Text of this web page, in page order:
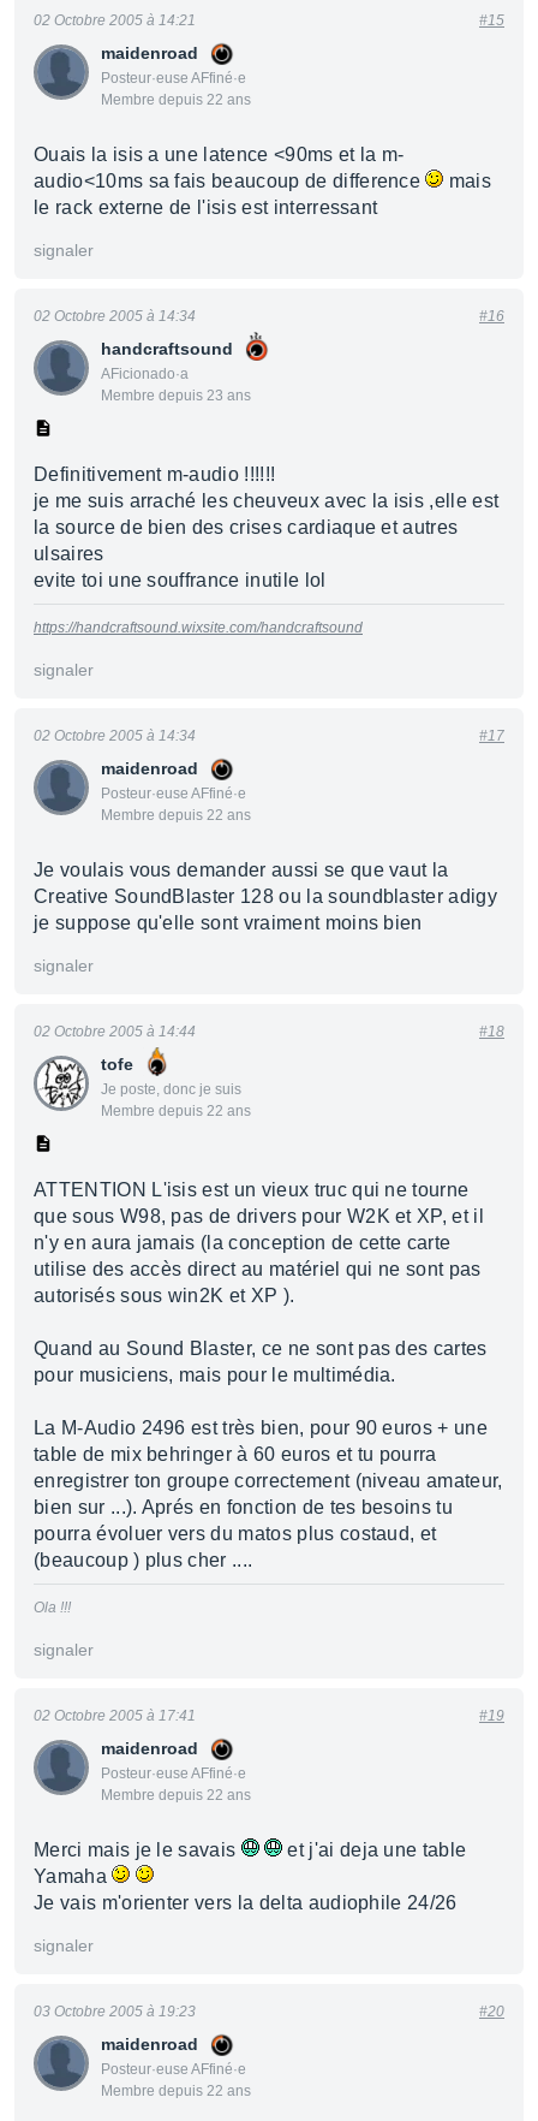
maidenroad
Posteur·euse AFfiné·e
Membre depuis 22 ans
02 Octobre 2005 à 14:21 #15
Ouais la isis a une latence <90ms et la m-
audio<10ms sa fais beaucoup de difference
mais
le rack externe de l'isis est interressant
signaler
handcraftsound
AFicionado·a
Membre depuis 23 ans
02 Octobre 2005 à 14:34 #16
Definitivement m-audio !!!!!!
je me suis arraché les cheuveux avec la isis ,elle est
la source de bien des crises cardiaque et autres
ulsaires
evite toi une souffrance inutile lol
https://handcraftsound.wixsite.com/handcraftsound
signaler
maidenroad
Posteur·euse AFfiné·e
Membre depuis 22 ans
02 Octobre 2005 à 14:34 #17
Je voulais vous demander aussi se que vaut la
Creative SoundBlaster 128 ou la soundblaster adigy
je suppose qu'elle sont vraiment moins bien
signaler
tofe
Je poste, donc je suis
Membre depuis 22 ans
02 Octobre 2005 à 14:44 #18
ATTENTION L'isis est un vieux truc qui ne tourne
que sous W98, pas de drivers pour W2K et XP, et il
n'y en aura jamais (la conception de cette carte
utilise des accès direct au matériel qui ne sont pas
autorisés sous win2K et XP ).
Quand au Sound Blaster, ce ne sont pas des cartes
pour musiciens, mais pour le multimédia.
La M-Audio 2496 est très bien, pour 90 euros + une
table de mix behringer à 60 euros et tu pourra
enregistrer ton groupe correctement (niveau amateur,
bien sur ...). Aprés en fonction de tes besoins tu
pourra évoluer vers du matos plus costaud, et
(beaucoup ) plus cher ....
Ola !!!
signaler
maidenroad
Posteur·euse AFfiné·e
Membre depuis 22 ans
02 Octobre 2005 à 17:41 #19
Merci mais je le savais
et j'ai deja une table
Yamaha
Je vais m'orienter vers la delta audiophile 24/26
signaler
maidenroad
Posteur·euse AFfiné·e
Membre depuis 22 ans
03 Octobre 2005 à 19:23 #20